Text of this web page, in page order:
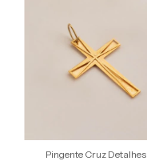
Pingente Cruz Detalhes